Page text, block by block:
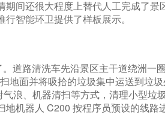
间还很大程度上替代人工完成了景
智能环卫提供了样板展示。
道路清洗车先沿景区主干道绕洲一
地面并将吸拾的垃圾集中运送到垃
浪、机器清扫等方式，清理小型垃
机器人 C200 按程序员预设的线路